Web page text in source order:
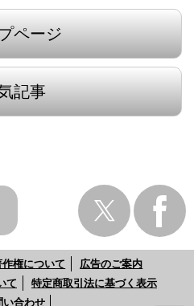
ページ
記事
作権について
広告のご案内
て
特定商取引法に基づく表示
い合わせ